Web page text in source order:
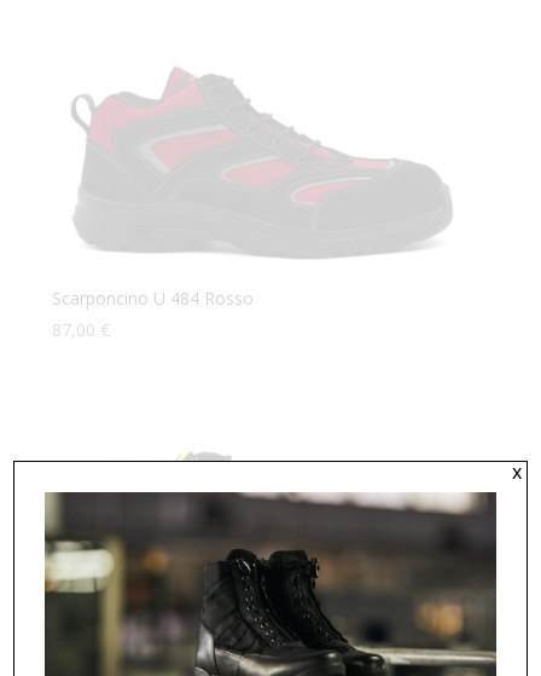
Scarponcino U 484 Rosso
87,00 €
x